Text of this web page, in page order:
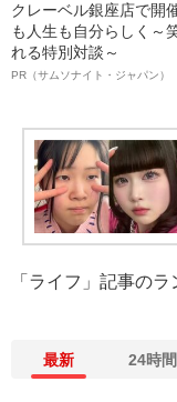
クレーベル銀座店で
も人生も自分らしく～
れる特別対談～
PR（サムソナイト・ジャパン）
「ライフ」記事の
最新 24時間